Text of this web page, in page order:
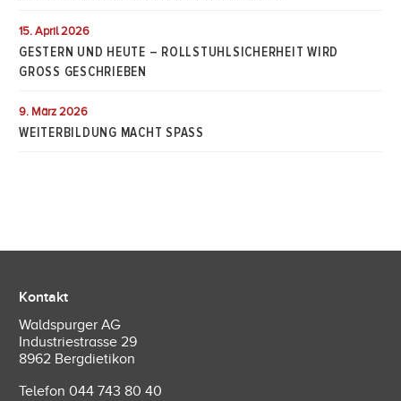
15. April 2026
GESTERN UND HEUTE – ROLLSTUHLSICHERHEIT WIRD
GROSS GESCHRIEBEN
9. März 2026
WEITERBILDUNG MACHT SPASS
Kontakt
Waldspurger AG
Industriestrasse 29
8962 Bergdietikon
Telefon 044 743 80 40